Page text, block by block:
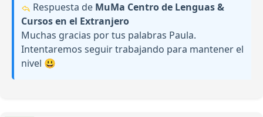
Respuesta de MuMa Centro de Lenguas &
Cursos en el Extranjero
Muchas gracias por tus palabras Paula.
Intentaremos seguir trabajando para mantener el
nivel 😃